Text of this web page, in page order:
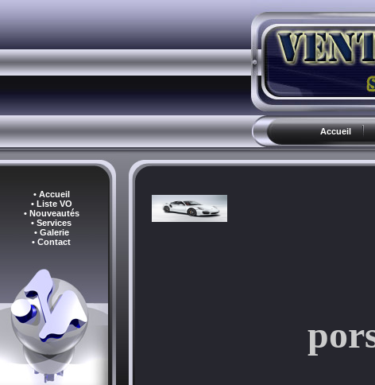
Accueil
• Accueil
• Liste VO
• Nouveautés
• Services
• Galerie
• Contact